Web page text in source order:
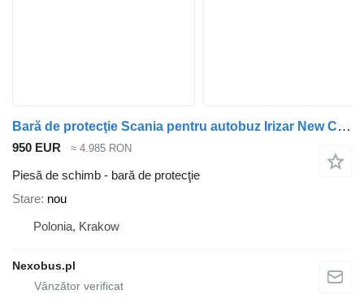
Bară de protecţie Scania pentru autobuz Irizar New Century
950 EUR ≈ 4.985 RON
Piesă de schimb - bară de protecţie
Stare nou
Polonia, Krakow
Nexobus.pl